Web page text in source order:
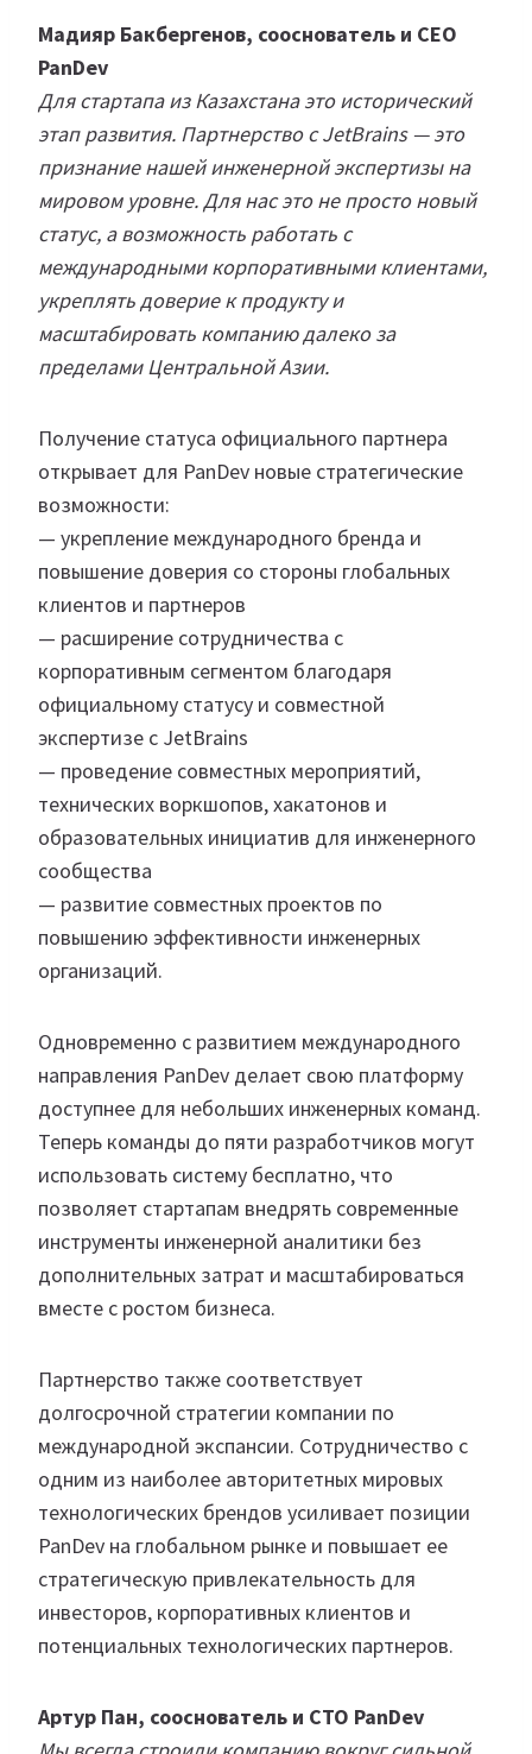
Мадияр Бакбергенов, сооснователь и CEO
PanDev
Для стартапа из Казахстана это исторический
этап развития. Партнерство с JetBrains — это
признание нашей инженерной экспертизы на
мировом уровне. Для нас это не просто новый
статус, а возможность работать с
международными корпоративными клиентами,
укреплять доверие к продукту и
масштабировать компанию далеко за
пределами Центральной Азии.
Получение статуса официального партнера
открывает для PanDev новые стратегические
возможности:
— укрепление международного бренда и
повышение доверия со стороны глобальных
клиентов и партнеров
— расширение сотрудничества с
корпоративным сегментом благодаря
официальному статусу и совместной
экспертизе с JetBrains
— проведение совместных мероприятий,
технических воркшопов, хакатонов и
образовательных инициатив для инженерного
сообщества
— развитие совместных проектов по
повышению эффективности инженерных
организаций.
Одновременно с развитием международного
направления PanDev делает свою платформу
доступнее для небольших инженерных команд.
Теперь команды до пяти разработчиков могут
использовать систему бесплатно, что
позволяет стартапам внедрять современные
инструменты инженерной аналитики без
дополнительных затрат и масштабироваться
вместе с ростом бизнеса.
Партнерство также соответствует
долгосрочной стратегии компании по
международной экспансии. Сотрудничество с
одним из наиболее авторитетных мировых
технологических брендов усиливает позиции
PanDev на глобальном рынке и повышает ее
стратегическую привлекательность для
инвесторов, корпоративных клиентов и
потенциальных технологических партнеров.
Артур Пан, сооснователь и CTO PanDev